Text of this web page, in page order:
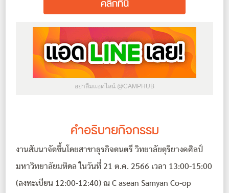
คลิกที่นี่
อย่าลืมแอดไลน์ @CAMPHUB
คำอธิบายกิจกรรม
งานสัมนาจัดขึ้นโดยสาขาธุรกิจดนตรี วิทยาลัยดุริยางคศิลป์
มหาวิทยาลัยมหิดล ในวันที่ 21 ต.ค. 2566 เวลา 13:00-15:00
(ลงทะเบียน 12:00-12:40) ณ C asean Samyan Co-op